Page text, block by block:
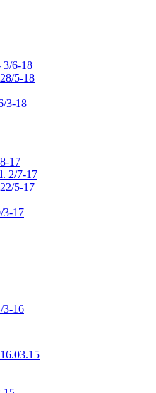
3/6-18
5-18
3-18
17
2/7-17
5-17
3-17
3-16